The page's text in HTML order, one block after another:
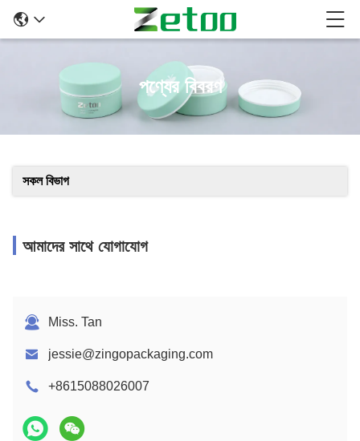
পণ্যের বিবরণ
সকল বিভাগ
আমাদের সাথে যোগাযোগ
Miss. Tan
jessie@zingopackaging.com
+8615088026007